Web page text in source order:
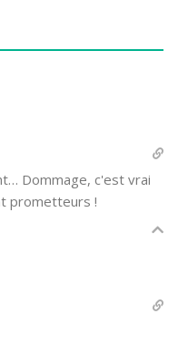
Dommage, c'est vrai
prometteurs !